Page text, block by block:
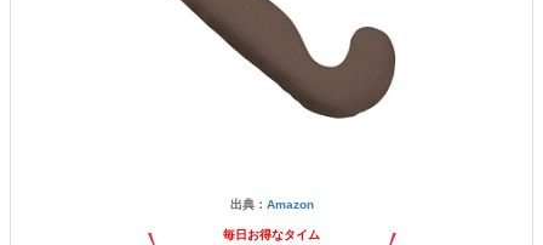
出典： Amazon
毎日お得なタイム